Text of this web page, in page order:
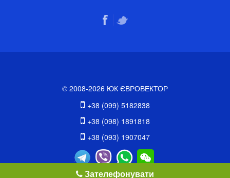
© 2008-2026 ЮК ЄВРОВЕКТОР
+38 (099) 5182838
+38 (098) 1891818
+38 (093) 1907047
Зателефонувати